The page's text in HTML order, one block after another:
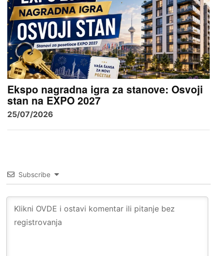
Ekspo nagradna igra za stanove: Osvoji
stan na EXPO 2027
25/07/2026
Subscribe